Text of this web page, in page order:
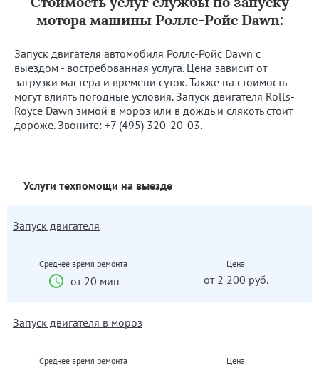
мотора машины Роллс-Ройс Dawn:
Запуск двигателя автомобиля Роллс-Ройс Dawn с
выездом - востребованная услуга. Цена зависит от
загрузки мастера и времени суток. Также на стоимость
могут влиять погодные условия. Запуск двигателя Rolls-
Royce Dawn зимой в мороз или в дождь и слякоть стоит
дороже. Звоните: +7 (495) 320-20-03.
Услуги техпомощи на выезде
Запуск двигателя
Среднее время ремонта
от 20 мин
Цена
от 2 200 руб.
Запуск двигателя в мороз
Среднее время ремонта Цена